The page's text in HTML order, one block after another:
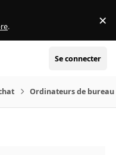
. ×
Se connecter
Ordinateurs de bureau